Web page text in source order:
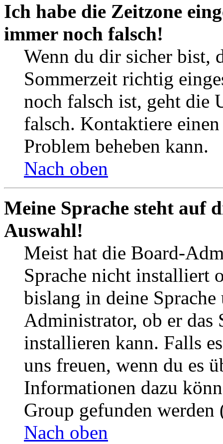
Ich habe die Zeitzone
immer noch falsch!
Wenn du dir sicher bist,
Sommerzeit richtig
noch falsch ist, geht die
falsch. Kontaktiere
Problem beheben kann.
Nach oben
Meine Sprache steht auf
Auswahl!
Meist hat die Board-
Sprache nicht installiert
bislang in deine
Administrator, ob er das
installieren kann. Falls
uns freuen, wenn du es
Informationen dazu
Group gefunden
Nach oben